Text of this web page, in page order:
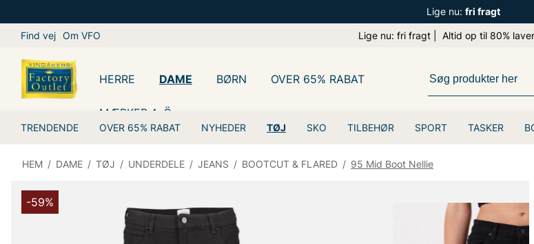
Lige nu: fri fragt
Find vej Om VFO Lige nu: fri fragt | Altid op til 80%
HERRE DAME
TRENDENDE OVER 65% RABAT NYHEDER TØJ SKO TILBEHØR SPORT TASKER
BØRN OVER 65% RABAT
MÆRKER A-Ö
HEM / DAME / TØJ / UNDERDELE / JEANS / BOOTCUT & FLARED / 95 Mid Boot Nellie
-59%